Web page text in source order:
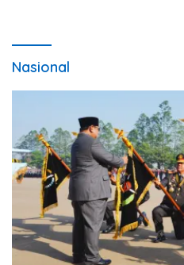
Nasional